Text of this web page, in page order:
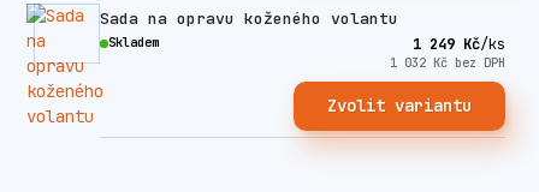
Sada na opravu koženého volantu
1 249 Kč/ks
1 032 Kč bez DPH
Skladem
Zvolit variantu